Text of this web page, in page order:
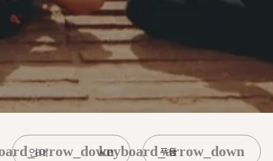
푸둥
keyboard_arrow_down